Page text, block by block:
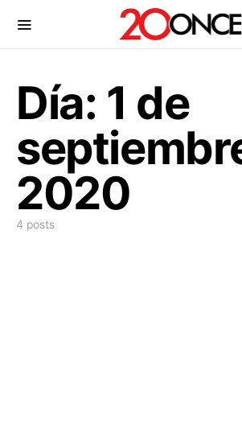
Día: 1 de
2020
4 posts